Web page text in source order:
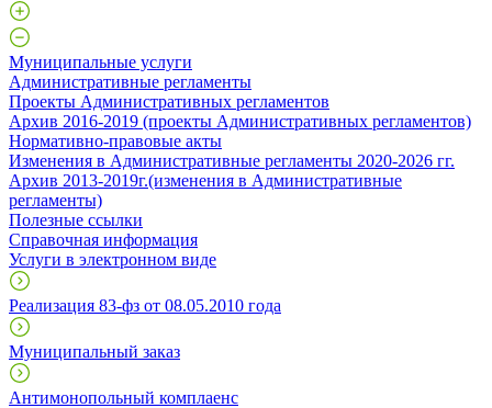
Муниципальные услуги
Административные регламенты
Проекты Административных регламентов
Архив 2016-2019 (проекты Административных регламентов)
Нормативно-правовые акты
Изменения в Административные регламенты 2020-2026 гг.
Архив 2013-2019г.(изменения в Административные
регламенты)
Полезные ссылки
Справочная информация
Услуги в электронном виде
Реализация 83-фз от 08.05.2010 года
Муниципальный заказ
Антимонопольный комплаенс